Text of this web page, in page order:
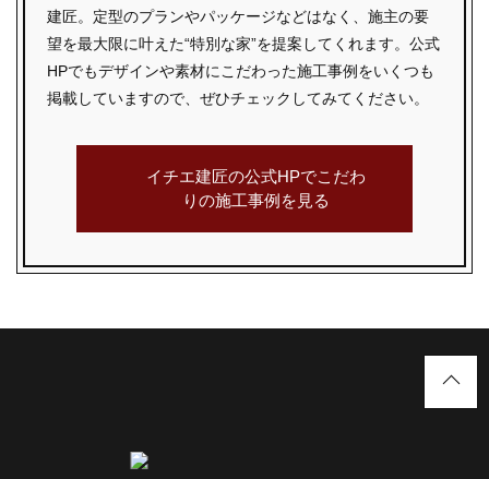
建匠。定型のプランやパッケージなどはなく、施主の要
望を最大限に叶えた“特別な家”を提案してくれます。公式
HPでもデザインや素材にこだわった施工事例をいくつも
掲載していますので、ぜひチェックしてみてください。
イチエ建匠の公式HPでこだわ
りの施工事例を見る